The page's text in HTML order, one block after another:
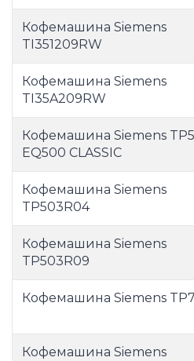
Кофемашина Siemens
TI351209RW
Кофемашина Siemens
TI35A209RW
Кофемашина Siemens
EQ500 CLASSIC
Кофемашина Siemens
TP503R04
Кофемашина Siemens
TP503R09
Кофемашина Siemens
Кофемашина Siemens